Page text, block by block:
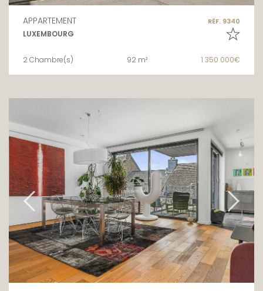
APPARTEMENT RÉF. 9340
LUXEMBOURG
2 Chambre(s) 92 m² 1 350 000€